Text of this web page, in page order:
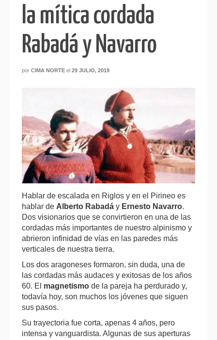
la mítica cordada
Rabadá y Navarro
por CIMA NORTE el 29 JULIO, 2019
Hablar de escalada en Riglos y en el Pirineo es
hablar de Alberto Rabadá y Ernesto Navarro.
Dos visionarios que se convirtieron en una de las
cordadas más importantes de nuestro alpinismo y
abrieron infinidad de vías en las paredes más
verticales de nuestra tierra.
Los dos aragoneses formaron, sin duda, una de
las cordadas más audaces y exitosas de los años
60. El magnetismo de la pareja ha perdurado y,
todavía hoy, son muchos los jóvenes que siguen
sus pasos.
Su trayectoria fue corta, apenas 4 años, pero
intensa y vanguardista. Algunas de sus aperturas